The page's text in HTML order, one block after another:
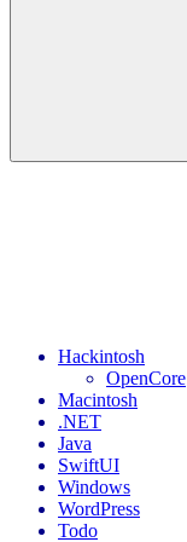
Hackintosh
OpenCore
Macintosh
.NET
Java
SwiftUI
Windows
WordPress
Todo